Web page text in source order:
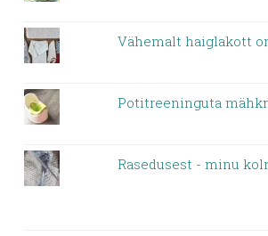
Vähemalt haiglakott
Potitreeninguta
Rasedusest - minu